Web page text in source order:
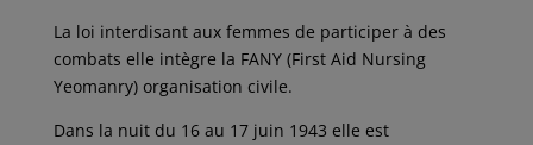
La loi interdisant aux femmes de participer à des
combats elle intègre la FANY (First Aid Nursing
Yeomanry) organisation civile.
Dans la nuit du 16 au 17 juin 1943 elle est